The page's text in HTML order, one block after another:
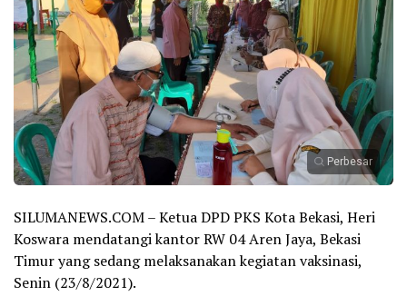
Perbesar
SILUMANEWS.COM – Ketua DPD PKS Kota Bekasi, Heri
Koswara mendatangi kantor RW 04 Aren Jaya, Bekasi
Timur yang sedang melaksanakan kegiatan vaksinasi,
Senin (23/8/2021).